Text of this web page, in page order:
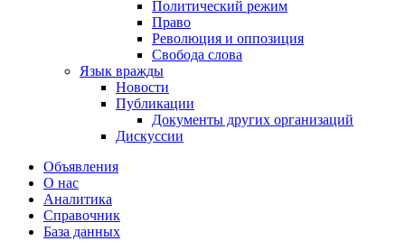
Политический режим
Право
Революция и оппозиция
Свобода слова
Язык вражды
Новости
Публикации
Документы других организаций
Дискуссии
Объявления
О нас
Аналитика
Справочник
База данных